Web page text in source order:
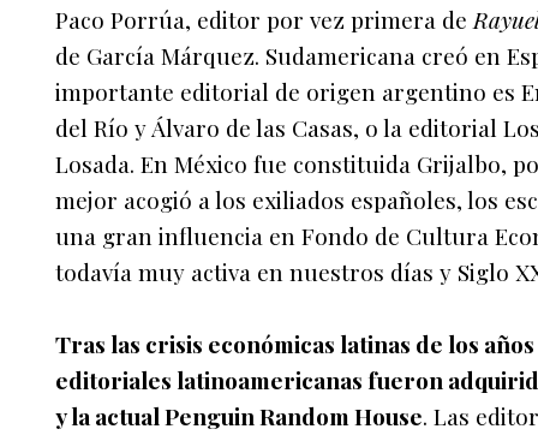
Paco Porrúa, editor por vez primera de
de García Márquez. Sudamericana creó en
importante editorial de origen argentino es
del Río y Álvaro de las Casas, o la editorial
Losada. En México fue constituida Grijalbo,
mejor acogió a los exiliados españoles, los
una gran influencia en Fondo de Cultura
todavía muy activa en nuestros días y Siglo
Tras las crisis económicas latinas de los
editoriales latinoamericanas fueron
y la actual Penguin Random House. Las